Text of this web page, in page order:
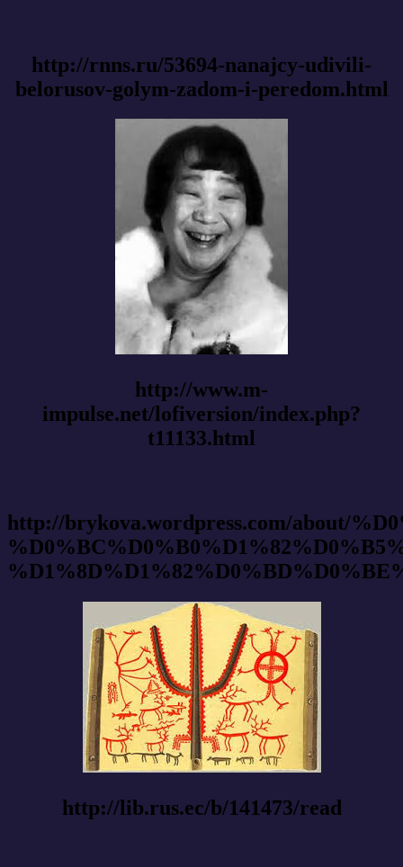
http://rnns.ru/53694-nanajcy-udivili-
belorusov-golym-zadom-i-peredom.html
http://www.m-
impulse.net/lofiversion/index.php?
t11133.html
http://brykova.wordpress.com/about/
http://lib.rus.ec/b/141473/read